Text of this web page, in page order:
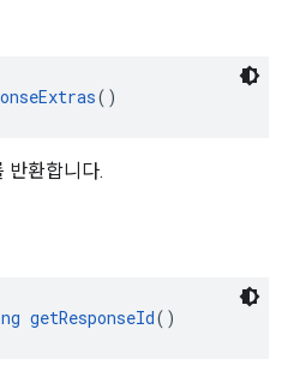
()
반환합니다.
getResponseId()